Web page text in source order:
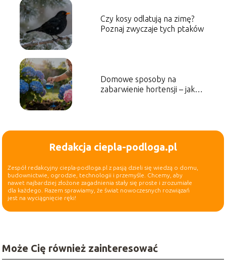
Czy kosy odlatują na zimę?
Poznaj zwyczaje tych ptaków
Domowe sposoby na
zabarwienie hortensji – jak
Redakcja ciepla-podloga.pl
Zespół redakcyjny ciepla-podloga.pl z pasją dzieli się wiedzą o domu,
budownictwie, ogrodzie, technologii i przemyśle. Chcemy, aby
nawet najbardziej złożone zagadnienia stały się proste i zrozumiałe
dla każdego. Razem sprawiamy, że świat nowoczesnych rozwiązań
jest na wyciągnięcie ręki!
Może Cię również zainteresować